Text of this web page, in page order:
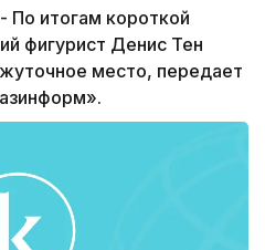
итогам короткой
фигурист Денис Тен
место, передает